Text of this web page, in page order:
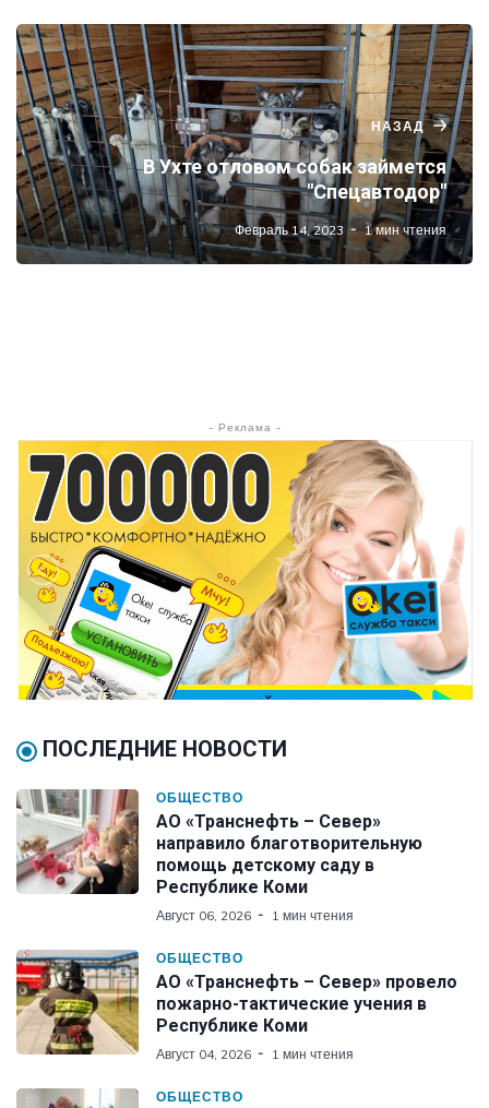
НАЗАД
В Ухте отловом собак займется
"Спецавтодор"
Февраль 14, 2023 1 мин чтения
- Реклама -
ПОСЛЕДНИЕ НОВОСТИ
ОБЩЕСТВО
АО «Транснефть – Север»
направило благотворительную
помощь детскому саду в
Республике Коми
Август 06, 2026 1 мин чтения
ОБЩЕСТВО
АО «Транснефть – Север» провело
пожарно-тактические учения в
Республике Коми
Август 04, 2026 1 мин чтения
ОБЩЕСТВО